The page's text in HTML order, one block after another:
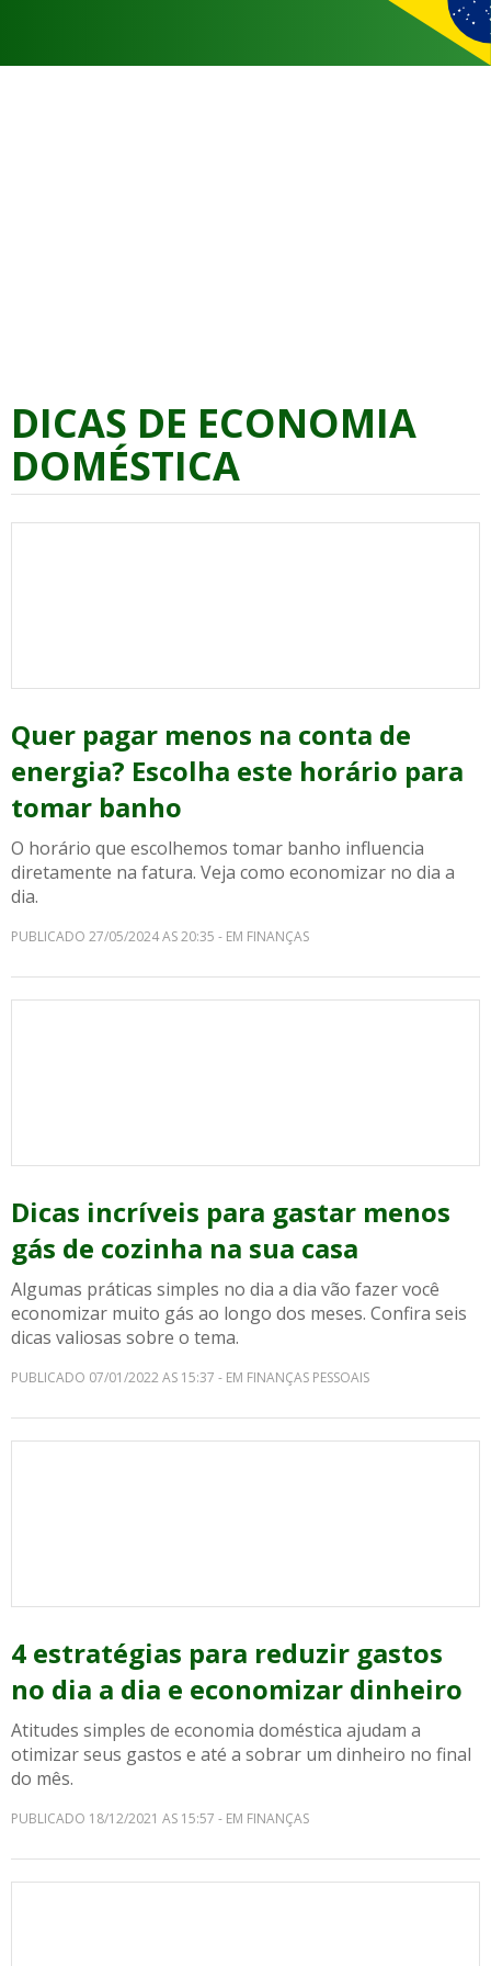
DICAS DE ECONOMIA
DOMÉSTICA
Quer pagar menos na conta de
energia? Escolha este horário para
tomar banho
O horário que escolhemos tomar banho influencia
diretamente na fatura. Veja como economizar no dia a
dia.
PUBLICADO 27/05/2024 AS 20:35 - EM FINANÇAS
Dicas incríveis para gastar menos
gás de cozinha na sua casa
Algumas práticas simples no dia a dia vão fazer você
economizar muito gás ao longo dos meses. Confira seis
dicas valiosas sobre o tema.
PUBLICADO 07/01/2022 AS 15:37 - EM FINANÇAS PESSOAIS
4 estratégias para reduzir gastos
no dia a dia e economizar dinheiro
Atitudes simples de economia doméstica ajudam a
otimizar seus gastos e até a sobrar um dinheiro no final
do mês.
PUBLICADO 18/12/2021 AS 15:57 - EM FINANÇAS